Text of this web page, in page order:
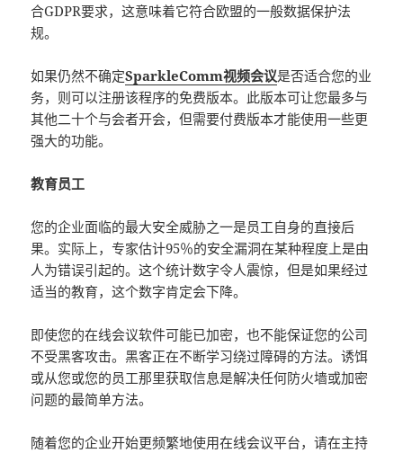
合GDPR要求，这意味着它符合欧盟的一般数据保护法
规。
如果仍然不确定SparkleComm视频会议是否适合您的业
务，则可以注册该程序的免费版本。此版本可让您最多与
其他二十个与会者开会，但需要付费版本才能使用一些更
强大的功能。
教育员工
您的企业面临的最大安全威胁之一是员工自身的直接后
果。实际上，专家估计95％的安全漏洞在某种程度上是由
人为错误引起的。这个统计数字令人震惊，但是如果经过
适当的教育，这个数字肯定会下降。
即使您的在线会议软件可能已加密，也不能保证您的公司
不受黑客攻击。黑客正在不断学习绕过障碍的方法。诱饵
或从您或您的员工那里获取信息是解决任何防火墙或加密
问题的最简单方法。
随着您的企业开始更频繁地使用在线会议平台，请在主持